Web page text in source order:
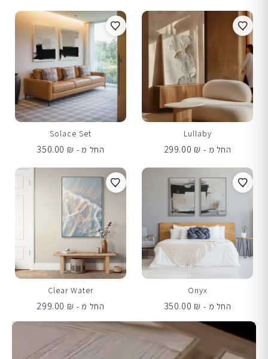
Lullaby
החל מ -
299.00 ₪
Solace Set
החל מ -
350.00 ₪
Onyx
החל מ -
350.00 ₪
Clear Water
החל מ -
299.00 ₪